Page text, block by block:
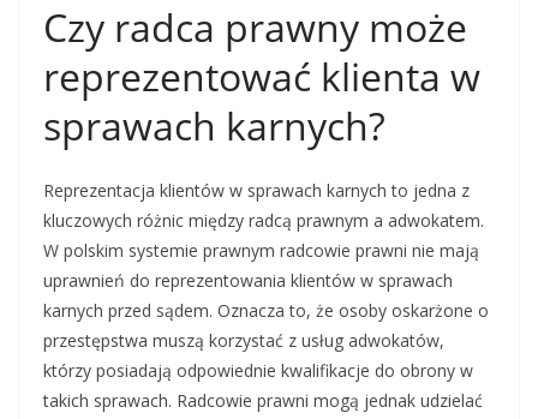
Czy radca prawny może
reprezentować klienta w
sprawach karnych?
Reprezentacja klientów w sprawach karnych to jedna z
kluczowych różnic między radcą prawnym a adwokatem.
W polskim systemie prawnym radcowie prawni nie mają
uprawnień do reprezentowania klientów w sprawach
karnych przed sądem. Oznacza to, że osoby oskarżone o
przestępstwa muszą korzystać z usług adwokatów,
którzy posiadają odpowiednie kwalifikacje do obrony w
takich sprawach. Radcowie prawni mogą jednak udzielać